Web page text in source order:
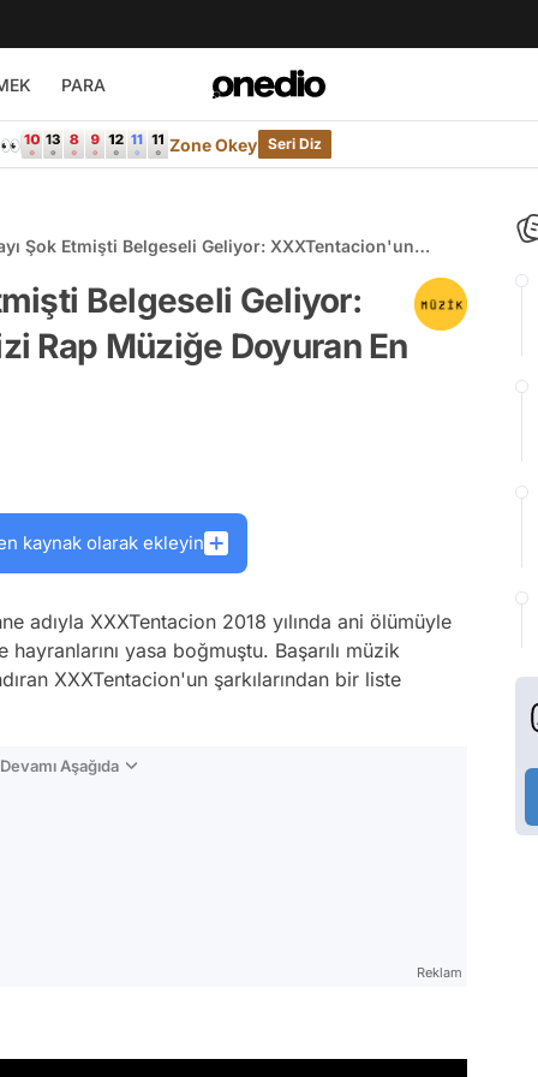
PARA
Zone Okey Seri Diz
Şok Etmişti Belgeseli Geliyor: XXXTentacion'un
Belgeseli Geliyor:
Rap Müziğe Doyuran En
kaynak olarak ekleyin
adıyla XXXTentacion 2018 yılında ani ölümüyle
hayranlarını yasa boğmuştu. Başarılı müzik
XXXTentacion'un şarkılarından bir liste
Aşağıda
Reklam